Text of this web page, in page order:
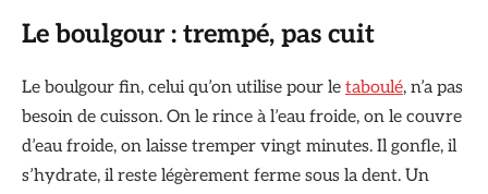
Le boulgour : trempé, pas cuit
Le boulgour fin, celui qu’on utilise pour le taboulé, n’a pas
besoin de cuisson. On le rince à l’eau froide, on le couvre
d’eau froide, on laisse tremper vingt minutes. Il gonfle, il
s’hydrate, il reste légèrement ferme sous la dent. Un